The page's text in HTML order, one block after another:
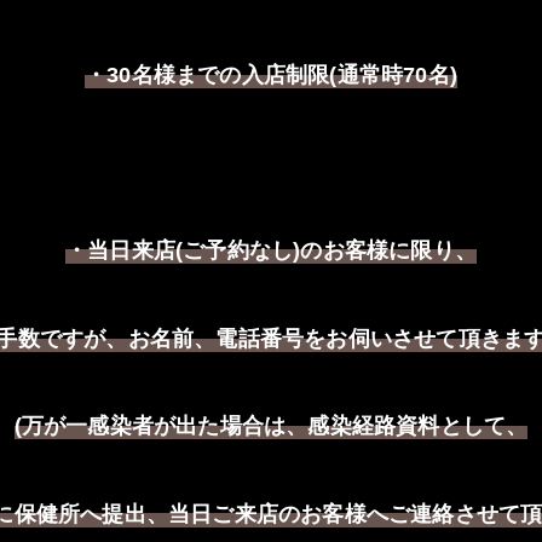
・30名様までの入店制限(通常時70名)
・当日来店(ご予約なし)のお客様に限り、
数ですが、お名前、電話番号をお伺いさせて頂きま
(万が一感染者が出た場合は、感染経路資料として、
保健所へ提出、当日ご来店のお客様へご連絡させて